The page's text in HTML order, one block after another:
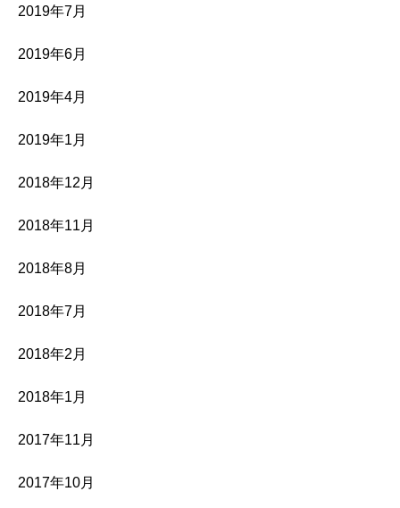
2019年7月
2019年6月
2019年4月
2019年1月
2018年12月
2018年11月
2018年8月
2018年7月
2018年2月
2018年1月
2017年11月
2017年10月